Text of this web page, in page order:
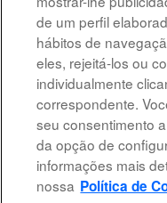
de um perfil
hábitos de
eles, rejeitá-los ou
individualmente
correspondente.
seu consentimento
da opção de
informações mais
nossa Política de